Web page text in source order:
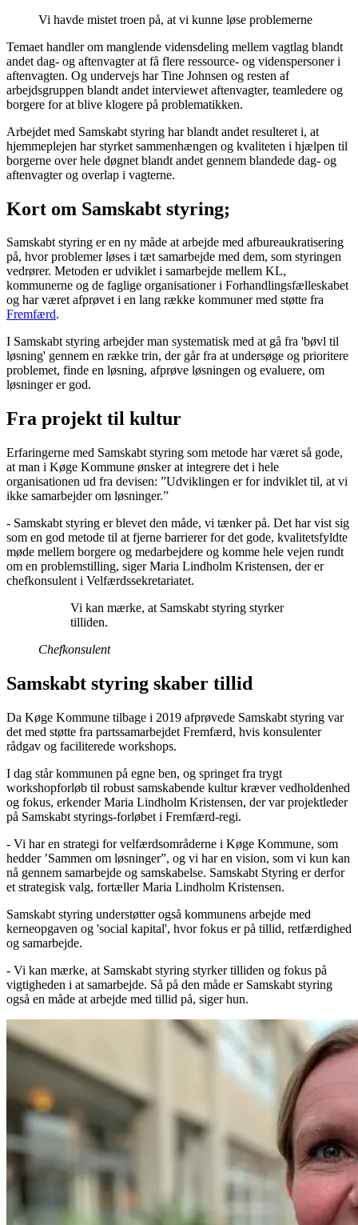
Vi havde mistet troen på, at vi kunne løse problemerne
Temaet handler om manglende vidensdeling mellem vagtlag blandt
andet dag- og aftenvagter at få flere ressource- og videnspersoner i
aftenvagten. Og undervejs har Tine Johnsen og resten af
arbejdsgruppen blandt andet interviewet aftenvagter, teamledere og
borgere for at blive klogere på problematikken.
Arbejdet med Samskabt styring har blandt andet resulteret i, at
hjemmeplejen har styrket sammenhængen og kvaliteten i hjælpen til
borgerne over hele døgnet blandt andet gennem blandede dag- og
aftenvagter og overlap i vagterne.
Kort om Samskabt styring;
Samskabt styring er en ny måde at arbejde med afbureaukratisering
på, hvor problemer løses i tæt samarbejde med dem, som styringen
vedrører. Metoden er udviklet i samarbejde mellem KL,
kommunerne og de faglige organisationer i Forhandlingsfælleskabet
og har været afprøvet i en lang række kommuner med støtte fra
Fremfærd.
I Samskabt styring arbejder man systematisk med at gå fra 'bøvl til
løsning' gennem en række trin, der går fra at undersøge og prioritere
problemet, finde en løsning, afprøve løsningen og evaluere, om
løsninger er god.
Fra projekt til kultur
Erfaringerne med Samskabt styring som metode har været så gode,
at man i Køge Kommune ønsker at integrere det i hele
organisationen ud fra devisen: ”Udviklingen er for indviklet til, at vi
ikke samarbejder om løsninger.”
- Samskabt styring er blevet den måde, vi tænker på. Det har vist sig
som en god metode til at fjerne barrierer for det gode, kvalitetsfyldte
møde mellem borgere og medarbejdere og komme hele vejen rundt
om en problemstilling, siger Maria Lindholm Kristensen, der er
chefkonsulent i Velfærdssekretariatet.
Vi kan mærke, at Samskabt styring styrker
tilliden.
Chefkonsulent
Samskabt styring skaber tillid
Da Køge Kommune tilbage i 2019 afprøvede Samskabt styring var
det med støtte fra partssamarbejdet Fremfærd, hvis konsulenter
rådgav og faciliterede workshops.
I dag står kommunen på egne ben, og springet fra trygt
workshopforløb til robust samskabende kultur kræver vedholdenhed
og fokus, erkender Maria Lindholm Kristensen, der var projektleder
på Samskabt styrings-forløbet i Fremfærd-regi.
- Vi har en strategi for velfærdsområderne i Køge Kommune, som
hedder ’Sammen om løsninger”, og vi har en vision, som vi kun kan
nå gennem samarbejde og samskabelse. Samskabt Styring er derfor
et strategisk valg, fortæller Maria Lindholm Kristensen.
Samskabt styring understøtter også kommunens arbejde med
kerneopgaven og 'social kapital', hvor fokus er på tillid, retfærdighed
og samarbejde.
- Vi kan mærke, at Samskabt styring styrker tilliden og fokus på
vigtigheden i at samarbejde. Så på den måde er Samskabt styring
også en måde at arbejde med tillid på, siger hun.